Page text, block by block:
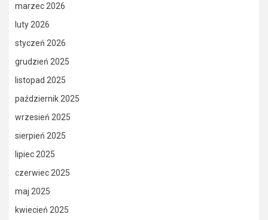
marzec 2026
luty 2026
styczeń 2026
grudzień 2025
listopad 2025
październik 2025
wrzesień 2025
sierpień 2025
lipiec 2025
czerwiec 2025
maj 2025
kwiecień 2025